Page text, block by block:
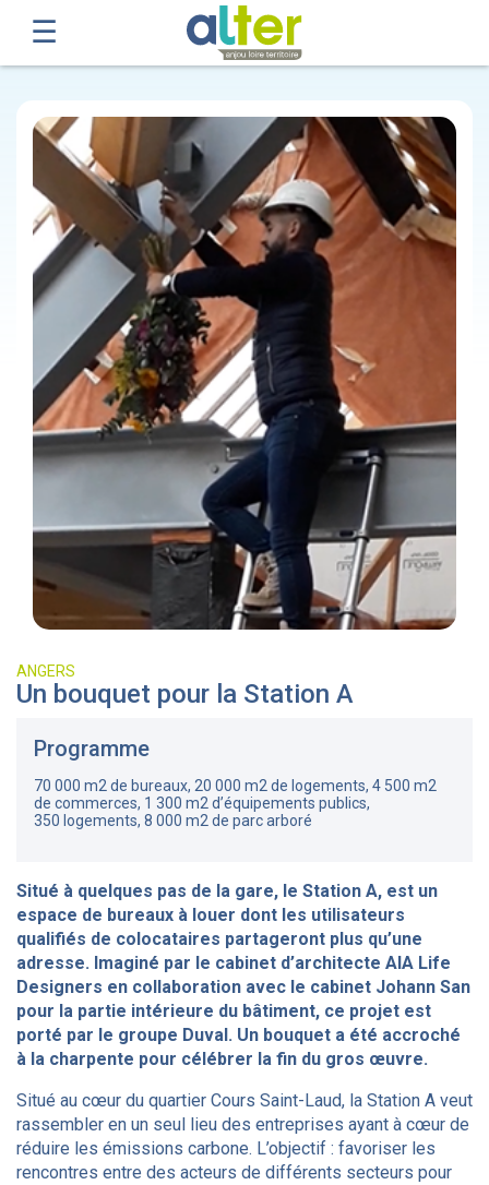
ANGERS
Un bouquet pour la Station A
Programme
70 000 m2 de bureaux, 20 000 m2 de logements, 4 500 m2
de commerces, 1 300 m2 d’équipements publics,
350 logements, 8 000 m2 de parc arboré
Situé à quelques pas de la gare, le Station A, est un
espace de bureaux à louer dont les utilisateurs
qualifiés de colocataires partageront plus qu’une
adresse. Imaginé par le cabinet d’architecte AIA Life
Designers en collaboration avec le cabinet Johann San
pour la partie intérieure du bâtiment, ce projet est
porté par le groupe Duval. Un bouquet a été accroché
à la charpente pour célébrer la fin du gros œuvre.
Situé au cœur du quartier Cours Saint-Laud, la Station A veut
rassembler en un seul lieu des entreprises ayant à cœur de
réduire les émissions carbone. L’objectif : favoriser les
rencontres entre des acteurs de différents secteurs pour